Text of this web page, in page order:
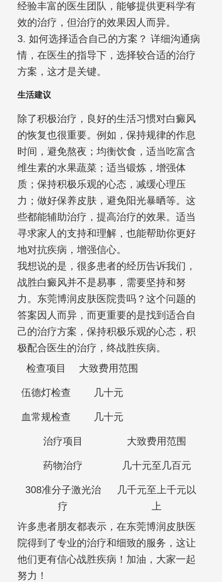
经验丰富的医生团队，能够提供更科学有
效的治疗，但治疗的效果因人而异。
3. 如何选择适合自己的方案？ 详细沟通病
情，在医生的指导下，选择较合适的治疗
方案，这才是关键。
生活建议
除了积极治疗，良好的生活习惯对白癜风
的恢复也很重要。例如，保持规律的作息
时间，避免熬夜；均衡饮食，适当吃富含
维生素的水果蔬菜；适当锻炼，增强体
质；保持积极乐观的心态，减缓心理压
力；做好保养皮肤，避免阳光暴晒等。这
些都能辅助治疗，提高治疗的效果。适当
寻求家人的支持和理解，也能帮助你更好
地对抗疾病，增强信心。
我想说的是，很多患者的经历告诉我们，
战胜白癜风并不是易事，需要坚持和努
力。东莞博润皮肤医院贵吗？这个问题的
答案因人而异，而更重要的是找到适合自
己的治疗方案，保持积极乐观的心态，积
极配合医生的治疗，终战胜疾病。
检查项目
大致费用范围
伍德灯检查 几十元
血常规检查 几十元
治疗项目 大致费用范围
药物治疗 几十元至几百元
308准分子激光治
疗
几千元至上千元以
上
许多患者朋友都表示，在东莞博润皮肤医
院得到了专业的治疗和细致的服务，这让
他们更有信心战胜疾病！加油，大家一起
努力！